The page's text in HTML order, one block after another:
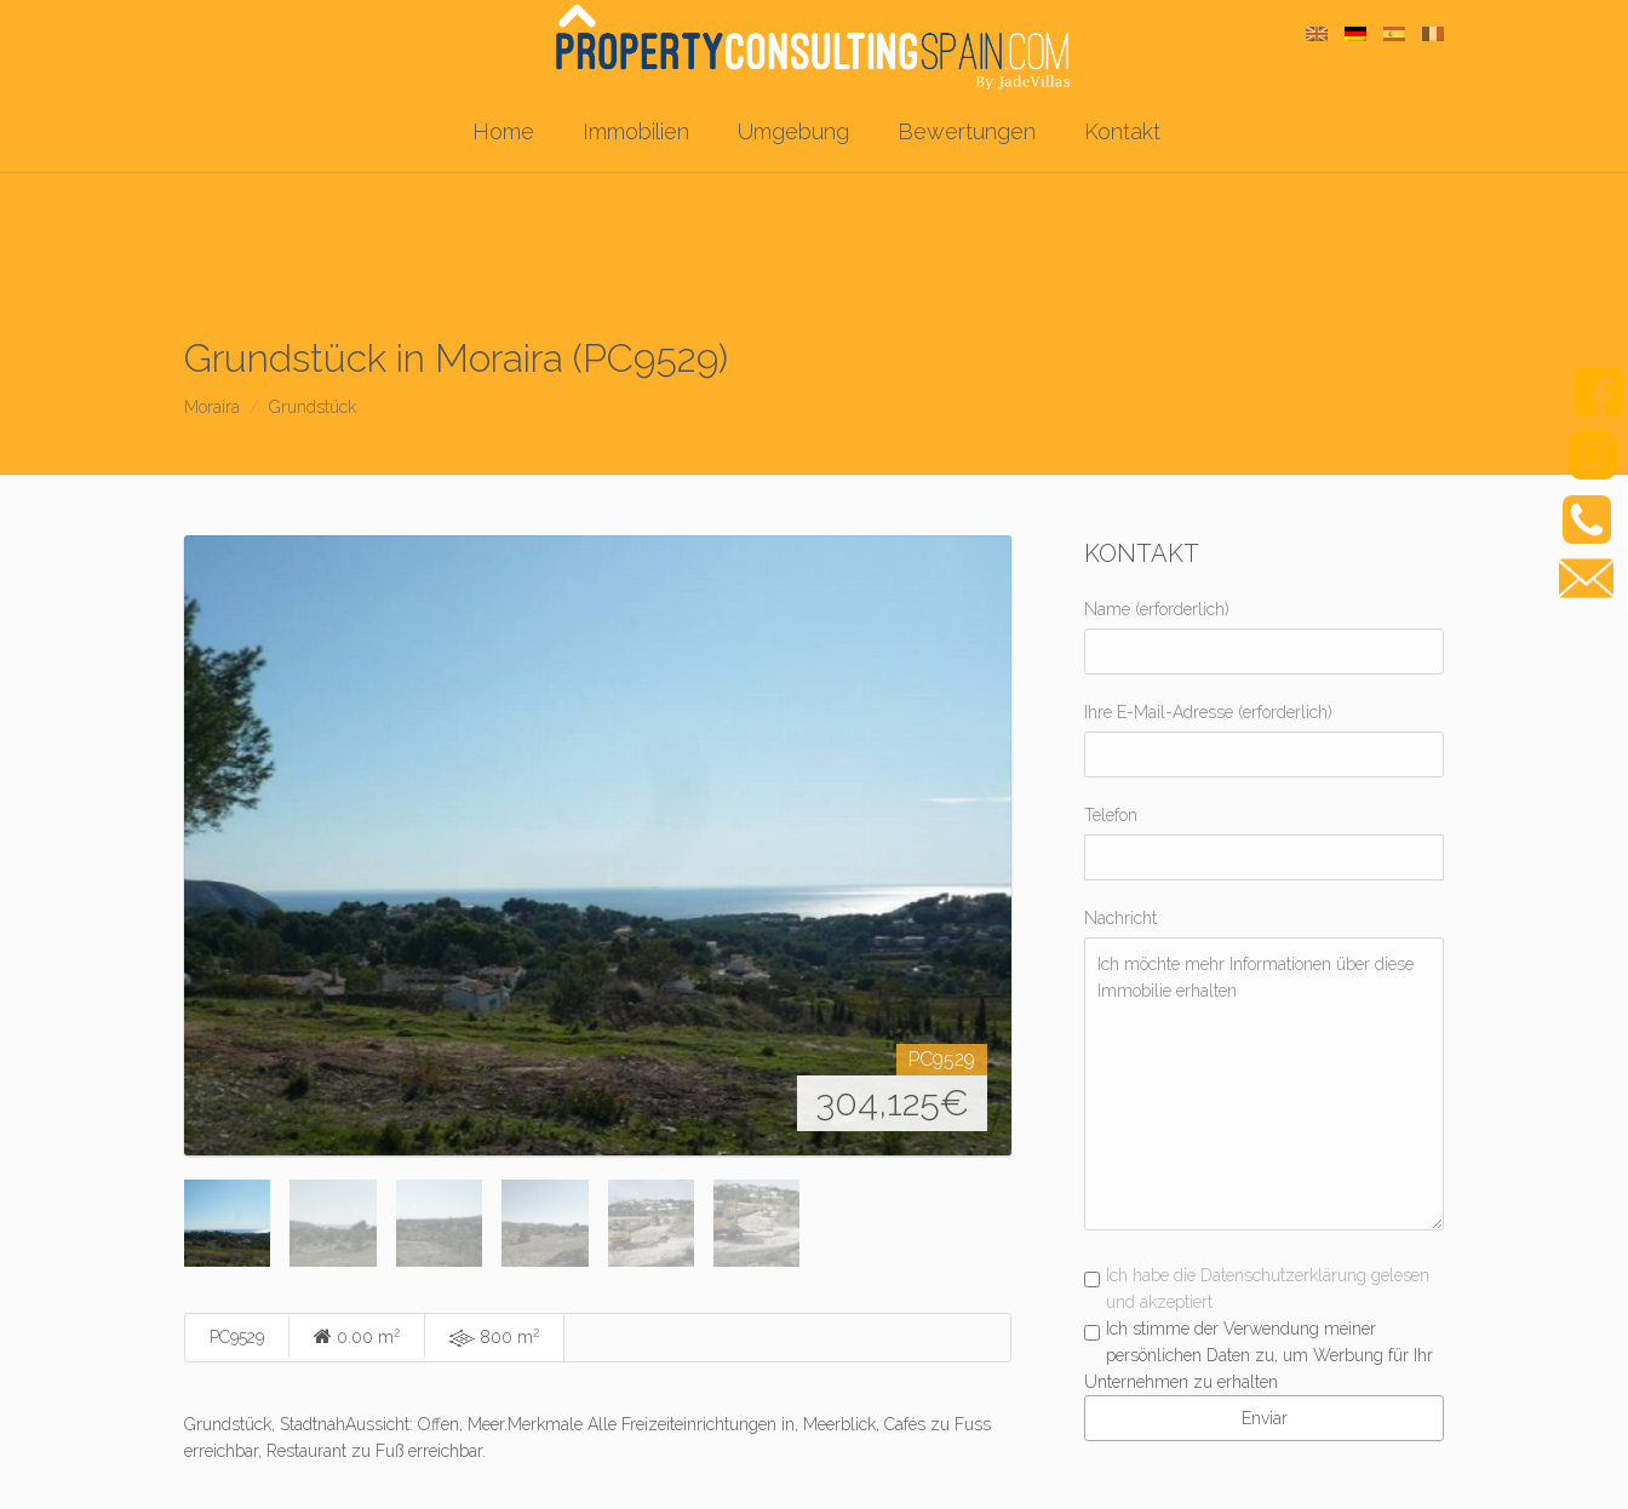
Home Immobilien Umgebung Bewertungen Kontakt
Grundstück in Moraira (PC9529)
Moraira Grundstück
PC9529
304,125€
PC9529 0.00 m2 800 m2
Grundstück, StadtnahAussicht: Offen, Meer.Merkmale Alle Freizeiteinrichtungen in, Meerblick, Cafés zu Fuss
erreichbar, Restaurant zu Fuß erreichbar.
KONTAKT
Name (erforderlich)
Ihre E-Mail-Adresse (erforderlich)
Telefon
Nachricht
Ich habe die Datenschutzerklärung gelesen
und akzeptiert
Ich stimme der Verwendung meiner
persönlichen Daten zu, um Werbung für Ihr
Unternehmen zu erhalten